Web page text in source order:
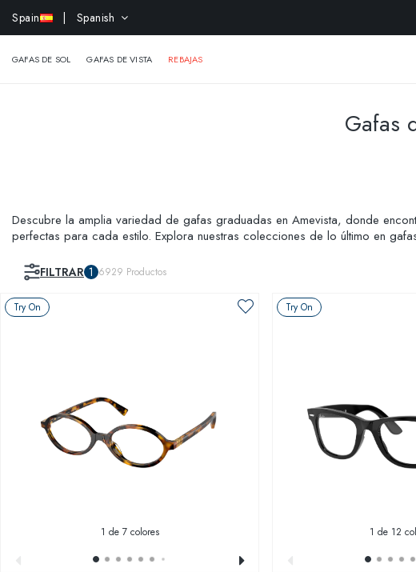
Spain | Spanish -15% extra
GAFAS DE SOL GAFAS DE VISTA REBAJAS
Gafas
Descubre la amplia variedad de gafas graduadas en Amevista, donde
perfectas para cada estilo. Explora nuestras colecciones de lo último en
FILTRAR 1 6929 Productos
Try On
1 de 7 colores
Try On
1 de 12